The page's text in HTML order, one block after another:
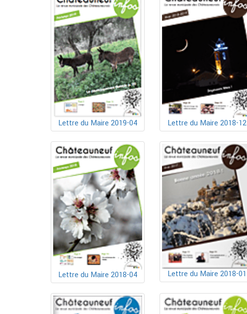
Lettre du Maire 2019-04 Lettre du Maire 2018-12
Lettre du Maire 2018-04 Lettre du Maire 2018-01